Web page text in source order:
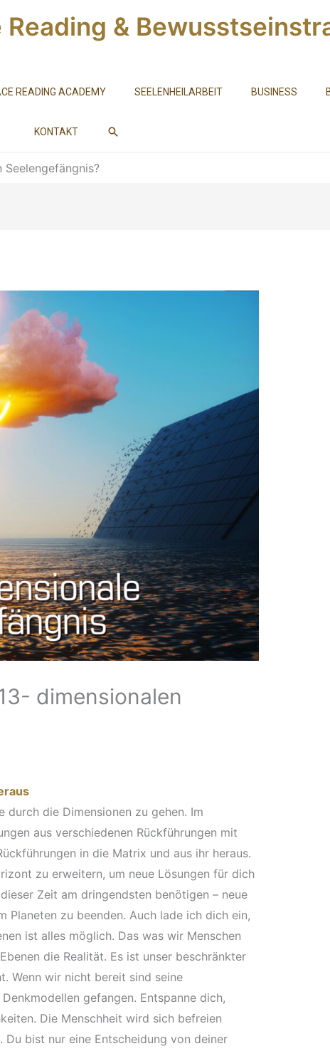
&
READING ACADEMY SEELENHEILARBEIT BUSINESS
KONTAKT SUCHEN
Seelengefängnis?
dimensionalen
durch die Dimensionen zu gehen. Im
aus verschiedenen Rückführungen mit
in die Matrix und aus ihr heraus.
zu erweitern, um neue Lösungen für dich
Zeit am dringendsten benötigen – neue
Planeten zu beenden. Auch lade ich dich ein,
ist alles möglich. Das was wir Menschen
die Realität. Es ist unser beschränkter
Wenn wir nicht bereit sind seine
gefangen. Entspanne dich,
Die Menschheit wird sich befreien
bist nur eine Entscheidung von deiner